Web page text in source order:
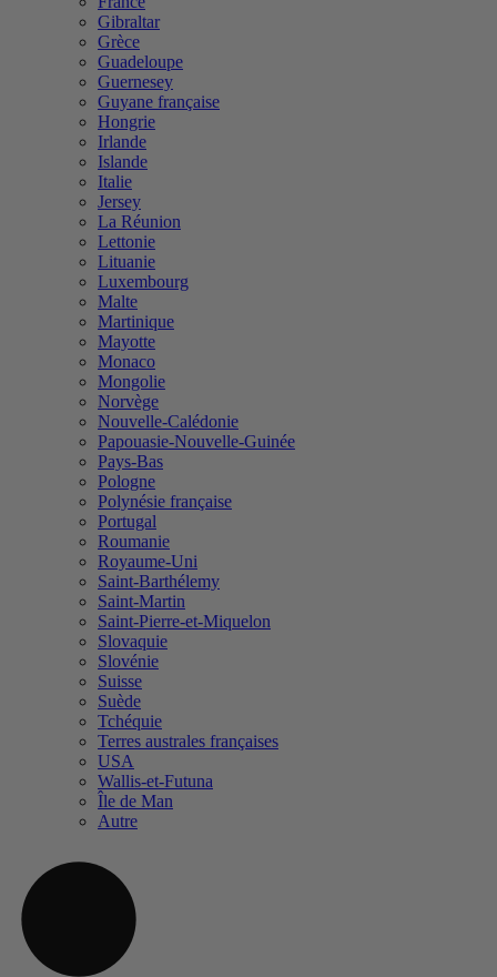
Gibraltar
Grèce
Guadeloupe
Guernesey
Guyane française
Hongrie
Irlande
Islande
Italie
Jersey
La Réunion
Lettonie
Lituanie
Luxembourg
Malte
Martinique
Mayotte
Monaco
Mongolie
Norvège
Nouvelle-Calédonie
Papouasie-Nouvelle-Guinée
Pays-Bas
Pologne
Polynésie française
Portugal
Roumanie
Royaume-Uni
Saint-Barthélemy
Saint-Martin
Saint-Pierre-et-Miquelon
Slovaquie
Slovénie
Suisse
Suède
Tchéquie
Terres australes françaises
USA
Wallis-et-Futuna
Île de Man
Autre